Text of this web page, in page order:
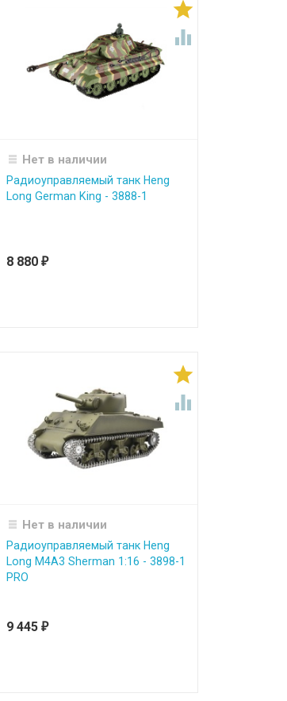


Нет в наличии
Радиоуправляемый танк Heng
Long German King - 3888-1
8 880 ₽


Нет в наличии
Радиоуправляемый танк Heng
Long M4A3 Sherman 1:16 - 3898-1
PRO
9 445 ₽